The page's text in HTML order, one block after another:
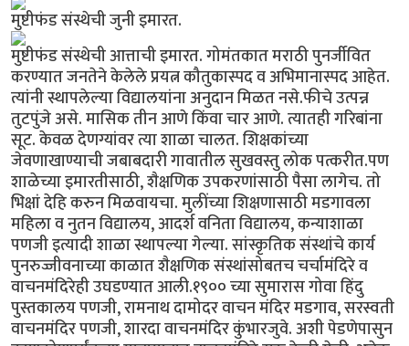
मुष्टीफंड संस्थेची जुनी इमारत.
मुष्टीफंड संस्थेची आत्ताची इमारत. गोमंतकात मराठी पुनर्जीवित
करण्यात जनतेने केलेले प्रयत्न कौतुकास्पद व अभिमानास्पद आहेत.
त्यांनी स्थापलेल्या विद्यालयांना अनुदान मिळत नसे.फीचे उत्पन्न
तुटपुंजे असे. मासिक तीन आणे किंवा चार आणे. त्यातही गरिबांना
सूट. केवळ देणग्यांवर त्या शाळा चालत. शिक्षकांच्या
जेवणाखाण्याची जबाबदारी गावातील सुखवस्तु लोक पत्करीत.पण
शाळेच्या इमारतीसाठी, शैक्षणिक उपकरणांसाठी पैसा लागेच. तो
भिक्षां देहि करुन मिळवायचा. मुलींच्या शिक्षणासाठी मडगावला
महिला व नुतन विद्यालय, आदर्श वनिता विद्यालय, कन्याशाळा
पणजी इत्यादी शाळा स्थापल्या गेल्या. सांस्कृतिक संस्थांचे कार्य
पुनरुज्जीवनाच्या काळात शैक्षणिक संस्थांसोबतच चर्चामंदिरे व
वाचनमंदिरेही उघडण्यात आली.१९०० च्या सुमारास गोवा हिंदु
पुस्तकालय पणजी, रामनाथ दामोदर वाचन मंदिर मडगाव, सरस्वती
वाचनमंदिर पणजी, शारदा वाचनमंदिर कुंभारजुवे. अशी पेडणेपासुन